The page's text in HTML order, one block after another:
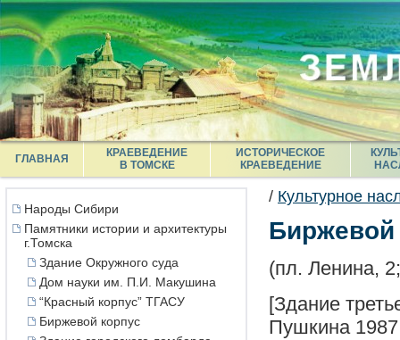
ГЛАВНАЯ
КРАЕВЕДЕНИЕ
В ТОМСКЕ
ИСТОРИЧЕСКОЕ
КРАЕВЕДЕНИЕ
Народы Сибири
Памятники истории и архитектуры
г.Томска
Здание Окружного суда
Дом науки им. П.И. Макушина
“Красный корпус” ТГАСУ
Биржевой корпус
/ Культурное
Биржевой
(пл. Ленина,
[Здание
Пушкина